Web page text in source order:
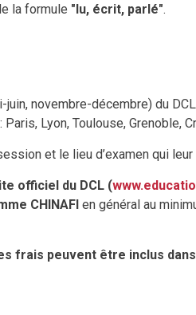
la formule "lu, écrit, parlé".
novembre-décembre) du
Lyon, Toulouse, Grenoble,
et le lieu d’examen qui leur
officiel du DCL (
CHINAFI en général au
frais peuvent être inclus